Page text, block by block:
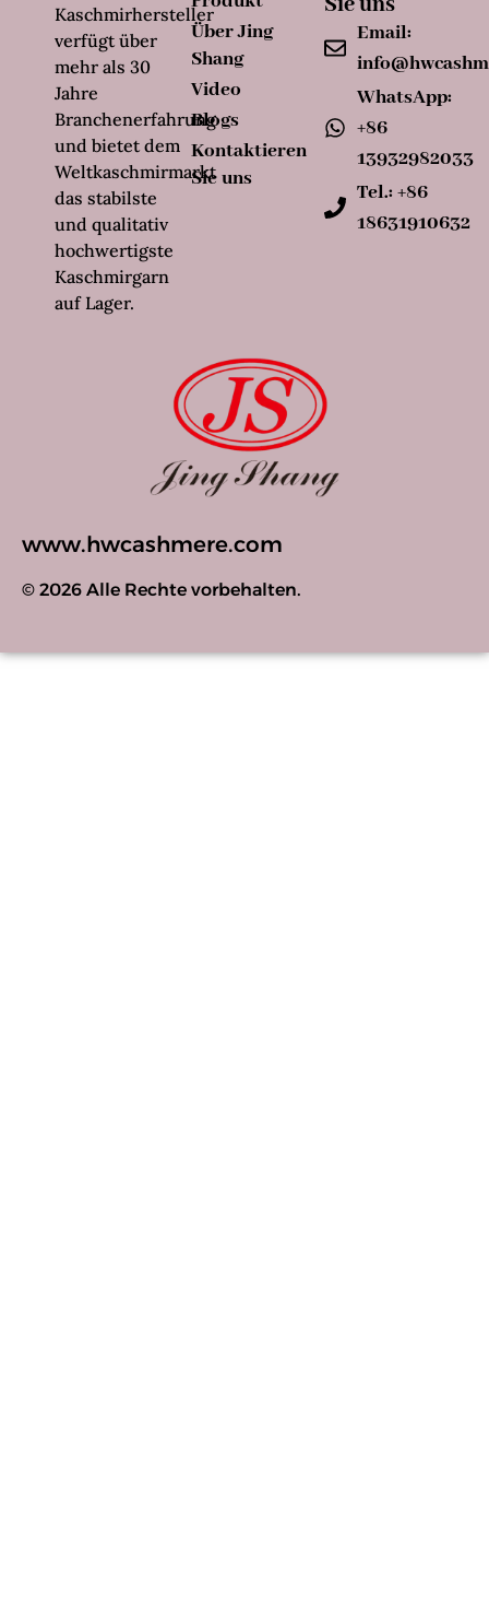
www.hwcashmere.com
© 2026 Alle Rechte vorbehalten.
Über Jing
Shang
Video
Blogs
Kontaktieren
Sie uns
Email:
WhatsApp:
+86
13932982033
Tel.: +86
18631910632
Kaschmirhersteller
verfügt über
mehr als 30
Jahre
Branchenerfahrung
und bietet dem
Weltkaschmirmarkt
das stabilste
und qualitativ
hochwertigste
Kaschmirgarn
auf Lager.